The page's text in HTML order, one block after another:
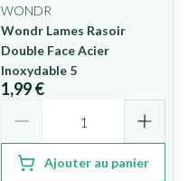
WONDR
Wondr Lames Rasoir
Double Face Acier
Inoxydable 5
1,99 €
Ajouter au panier